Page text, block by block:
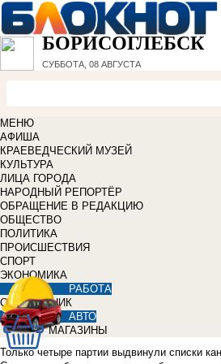
БОРИСОГЛЕБСК
СУББОТА, 08 АВГУСТА
МЕНЮ
АФИША
КРАЕВЕДЧЕСКИЙ МУЗЕЙ
КУЛЬТУРА
ЛИЦА ГОРОДА
НАРОДНЫЙ РЕПОРТЁР
ОБРАЩЕНИЕ В РЕДАКЦИЮ
ОБЩЕСТВО
ПОЛИТИКА
ПРОИСШЕСТВИЯ
СПОРТ
ЭКОНОМИКА
РАБОТА
СПРАВОЧНИК
АВТО
МАГАЗИНЫ
Только четыре партии выдвинули списки